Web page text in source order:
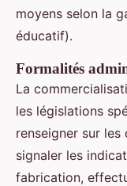
moyens selon la
éducatif).
Formalités
La
les législations
renseigner sur les
signaler les
fabrication,